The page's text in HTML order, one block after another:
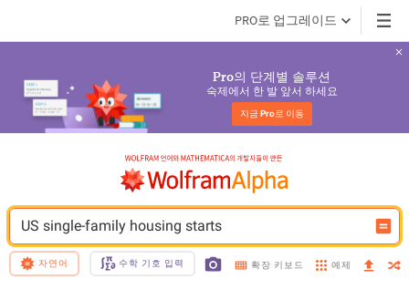
PRO로 업그레이드
Pro의 단계별 솔루션
숙제에서 한 발 앞서 하세요
지금 Pro로 이동
US single-family housing starts
자연어 수학 기호 입력 확장 키보드 예제